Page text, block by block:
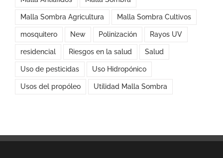
Malla Sombra Agricultura Malla Sombra Cultivos
mosquitero New Polinización Rayos UV
residencial Riesgos en la salud Salud
Uso de pesticidas Uso Hidropónico
Usos del propóleo Utilidad Malla Sombra